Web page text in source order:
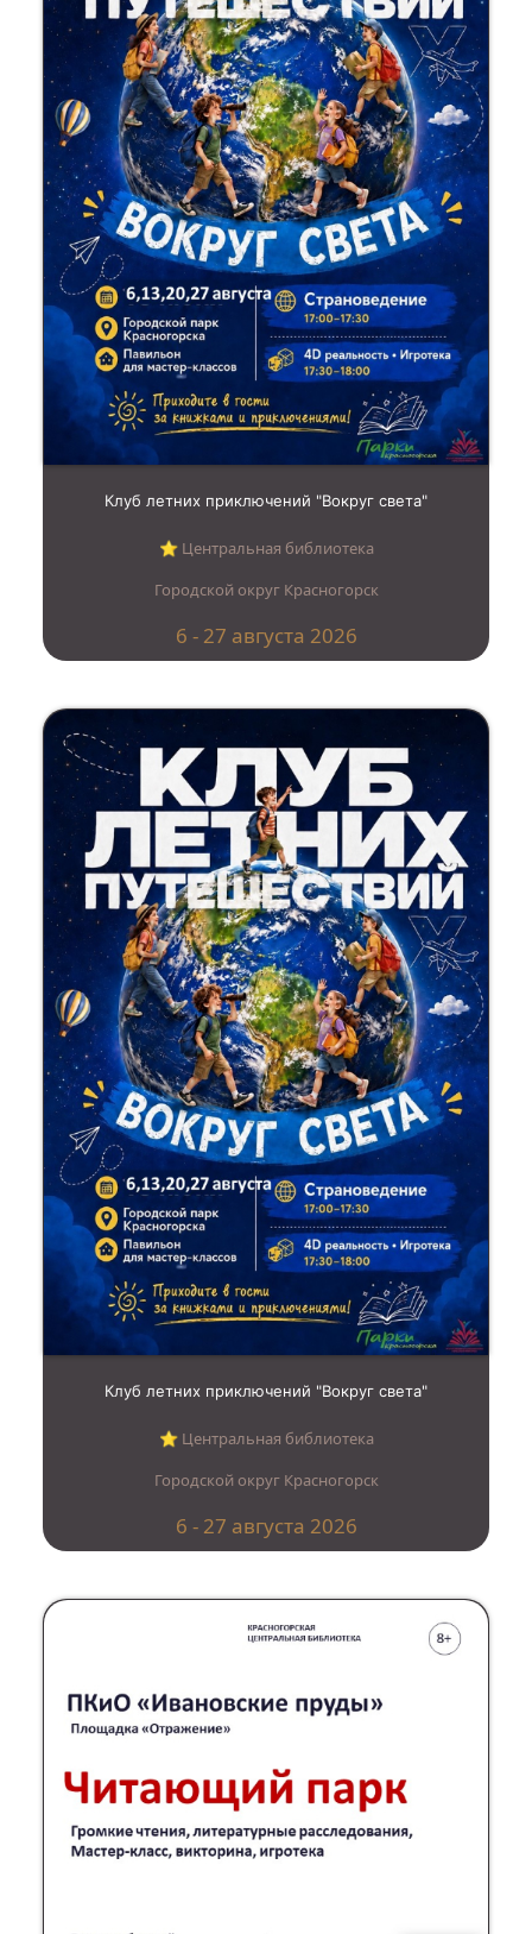
Клуб летних приключений "Вокруг света"
⭐︎ Центральная библиотека
Городской округ Красногорск
6 - 27 августа 2026
Клуб летних приключений "Вокруг света"
⭐︎ Центральная библиотека
Городской округ Красногорск
6 - 27 августа 2026